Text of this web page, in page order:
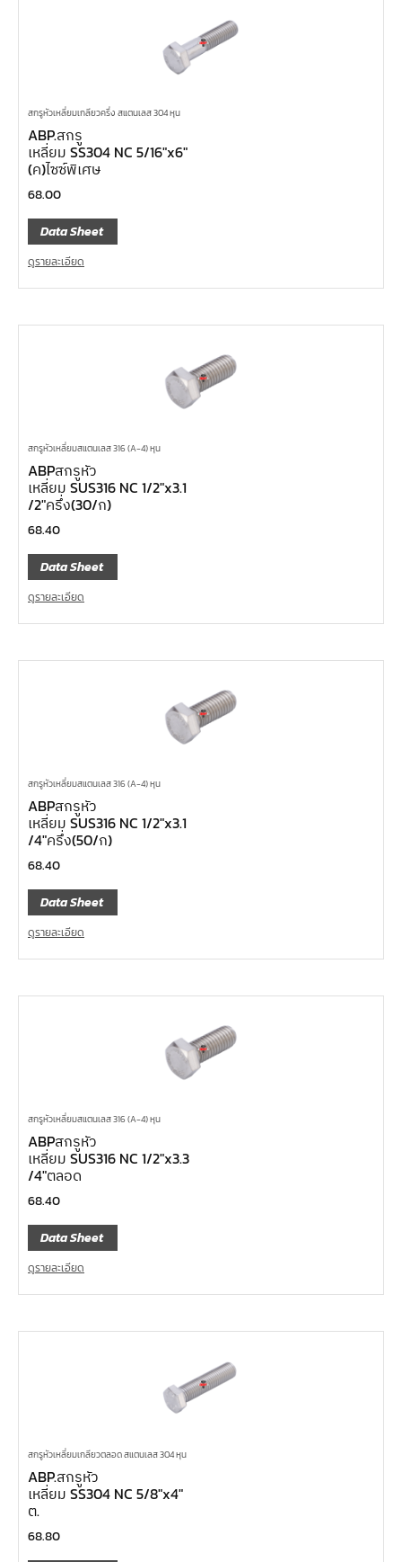
สกรูหัวเหลี่ยมเกลียวครึ่ง สแตนเลส 304 หุน
ABP.สกรู
เหลี่ยม SS304 NC 5/16″x6″
(ค)ไซซ์พิเศษ
68.00
Data Sheet
ดูรายละเอียด
สกรูหัวเหลี่ยมสแตนเลส 316 (A-4) หุน
ABPสกรูหัว
เหลี่ยม SUS316 NC 1/2″x3.1
/2″ครึ่ง(30/ก)
68.40
Data Sheet
ดูรายละเอียด
สกรูหัวเหลี่ยมสแตนเลส 316 (A-4) หุน
ABPสกรูหัว
เหลี่ยม SUS316 NC 1/2″x3.1
/4″ครึ่ง(50/ก)
68.40
Data Sheet
ดูรายละเอียด
สกรูหัวเหลี่ยมสแตนเลส 316 (A-4) หุน
ABPสกรูหัว
เหลี่ยม SUS316 NC 1/2″x3.3
/4″ตลอด
68.40
Data Sheet
ดูรายละเอียด
สกรูหัวเหลี่ยมเกลียวตลอด สแตนเลส 304 หุน
ABP.สกรูหัว
เหลี่ยม SS304 NC 5/8″x4″
ต.
68.80